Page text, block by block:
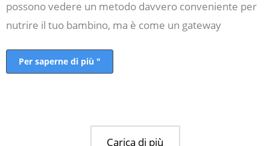
possono vedere un metodo davvero conveniente per
nutrire il tuo bambino, ma è come un gateway
Per saperne di più "
Carica di più